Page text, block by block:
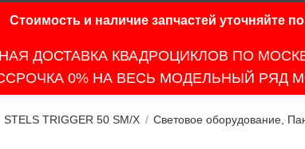
Стоимость и наличие запчастей уточняйте
ДОСТАВКА КВАДРОЦИКЛОВ ПО
0% НА ВЕСЬ МОДЕЛЬНЫЙ РЯД
STELS TRIGGER 50 SM/X / Световое оборудование,